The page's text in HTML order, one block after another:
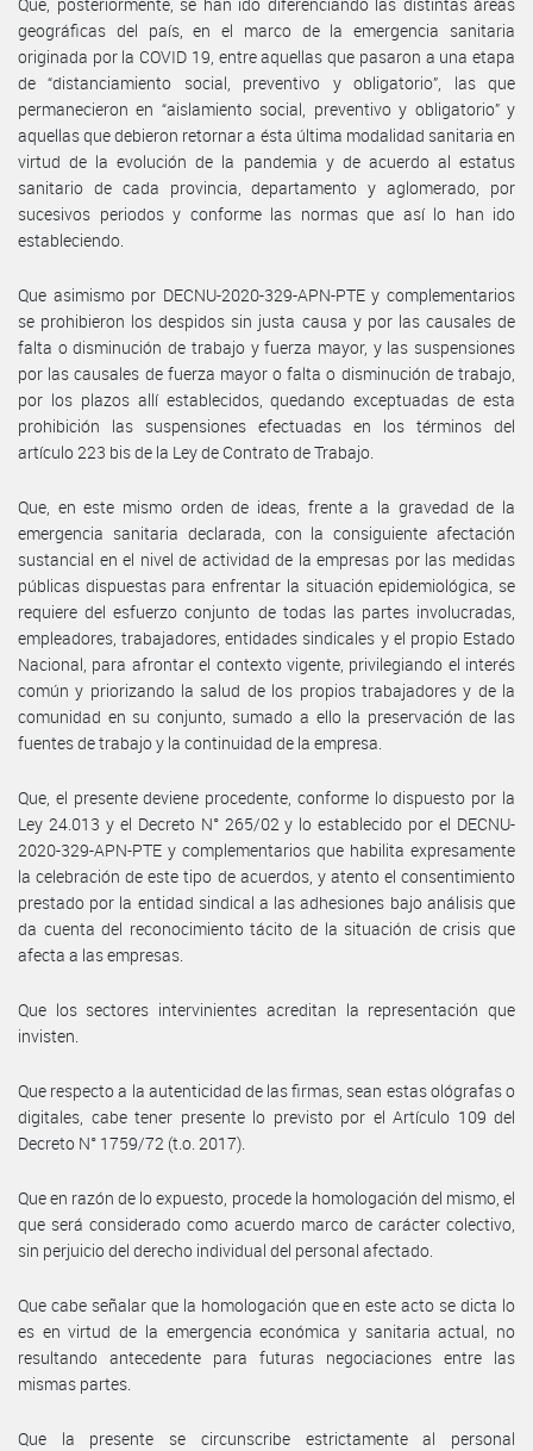
geográficas del país, en el marco de la emergencia sanitaria
originada por la COVID 19, entre aquellas que pasaron a una etapa
de “distanciamiento social, preventivo y obligatorio”, las que
permanecieron en “aislamiento social, preventivo y obligatorio” y
aquellas que debieron retornar a ésta última modalidad sanitaria en
virtud de la evolución de la pandemia y de acuerdo al estatus
sanitario de cada provincia, departamento y aglomerado, por
sucesivos periodos y conforme las normas que así lo han ido
estableciendo.
Que asimismo por DECNU-2020-329-APN-PTE y complementarios
se prohibieron los despidos sin justa causa y por las causales de
falta o disminución de trabajo y fuerza mayor, y las suspensiones
por las causales de fuerza mayor o falta o disminución de trabajo,
por los plazos allí establecidos, quedando exceptuadas de esta
prohibición las suspensiones efectuadas en los términos del
artículo 223 bis de la Ley de Contrato de Trabajo.
Que, en este mismo orden de ideas, frente a la gravedad de la
emergencia sanitaria declarada, con la consiguiente afectación
sustancial en el nivel de actividad de la empresas por las medidas
públicas dispuestas para enfrentar la situación epidemiológica, se
requiere del esfuerzo conjunto de todas las partes involucradas,
empleadores, trabajadores, entidades sindicales y el propio Estado
Nacional, para afrontar el contexto vigente, privilegiando el interés
común y priorizando la salud de los propios trabajadores y de la
comunidad en su conjunto, sumado a ello la preservación de las
fuentes de trabajo y la continuidad de la empresa.
Que, el presente deviene procedente, conforme lo dispuesto por la
Ley 24.013 y el Decreto N° 265/02 y lo establecido por el DECNU-
2020-329-APN-PTE y complementarios que habilita expresamente
la celebración de este tipo de acuerdos, y atento el consentimiento
prestado por la entidad sindical a las adhesiones bajo análisis que
da cuenta del reconocimiento tácito de la situación de crisis que
afecta a las empresas.
Que los sectores intervinientes acreditan la representación que
invisten.
Que respecto a la autenticidad de las firmas, sean estas ológrafas o
digitales, cabe tener presente lo previsto por el Artículo 109 del
Decreto N° 1759/72 (t.o. 2017).
Que en razón de lo expuesto, procede la homologación del mismo, el
que será considerado como acuerdo marco de carácter colectivo,
sin perjuicio del derecho individual del personal afectado.
Que cabe señalar que la homologación que en este acto se dicta lo
es en virtud de la emergencia económica y sanitaria actual, no
resultando antecedente para futuras negociaciones entre las
mismas partes.
Que la presente se circunscribe estrictamente al personal